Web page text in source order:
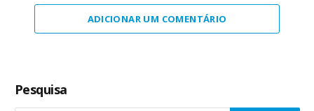
ADICIONAR UM COMENTÁRIO
Pesquisa